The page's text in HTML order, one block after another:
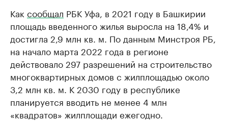
Как сообщал РБК Уфа, в 2021 году в Башкирии
площадь введенного жилья выросла на 18,4% и
достигла 2,9 млн кв. м. По данным Минстроя РБ,
на начало марта 2022 года в регионе
действовало 297 разрешений на строительство
многоквартирных домов с жилплощадью около
3,2 млн кв. м. К 2030 году в республике
планируется вводить не менее 4 млн
«квадратов» жилплощади ежегодно.